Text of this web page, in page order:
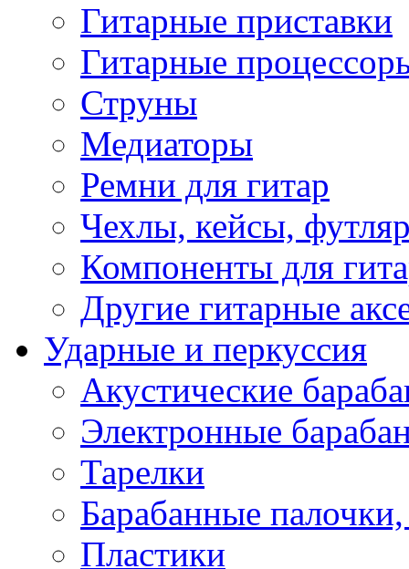
Гитарные приставки
Гитарные
Струны
Медиаторы
Ремни для гитар
Чехлы, кейсы,
Компоненты для
Другие гитарные
Ударные и перкуссия
Акустические
Электронные
Тарелки
Барабанные
Пластики